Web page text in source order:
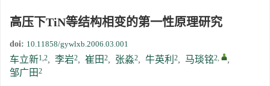
高压下TiN等结构相变的第一性原理研究
doi: 10.11858/gywlxb.2006.03.001
车立新1,2, 李岩2, 崔田2, 张淼2, 牛英利 2, 马琰铭2,
,
邹广田2